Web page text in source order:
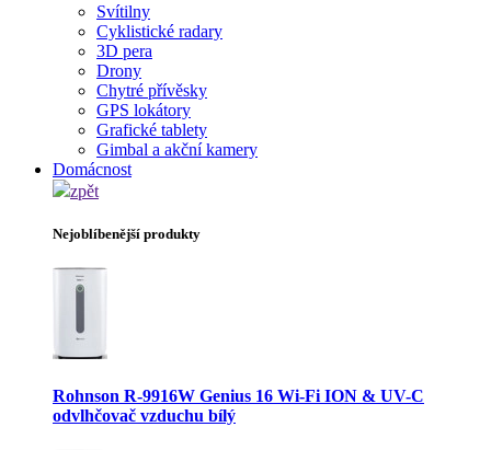
Svítilny
Cyklistické radary
3D pera
Drony
Chytré přívěsky
GPS lokátory
Grafické tablety
Gimbal a akční kamery
Domácnost
zpět
Nejoblíbenější produkty
Rohnson R-9916W Genius 16 Wi-Fi ION & UV-C
odvlhčovač vzduchu bílý